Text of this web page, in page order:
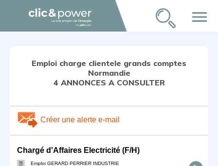
menu
Emploi charge clientele grands comptes
Normandie
4 ANNONCES A CONSULTER
Créer une alerte e-mail
Chargé d'Affaires Electricité (F/H)
Emploi GERARD PERRIER INDUSTRIE